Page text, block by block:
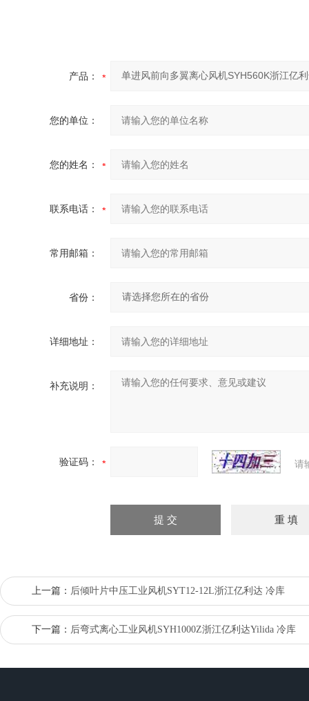
产品：
您的单位：
您的姓名：
联系电话：
常用邮箱：
省份：
详细地址：
补充说明：
验证码： 请
上一篇： 后倾叶片中压工业风机SYT12-12L浙江亿利达 冷库
下一篇： 后弯式离心工业风机SYH1000Z浙江亿利达Yilida 冷库